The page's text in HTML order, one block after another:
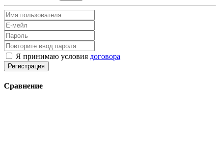
Я принимаю условия договора
Регистрация
Сравнение